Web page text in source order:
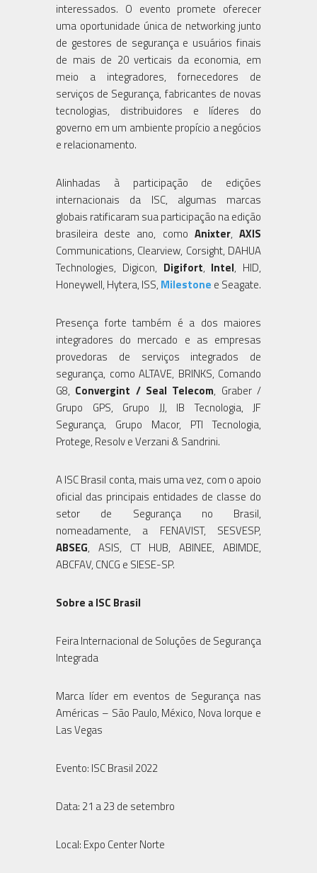
interessados. O evento promete oferecer
uma oportunidade única de networking junto
de gestores de segurança e usuários finais
de mais de 20 verticais da economia, em
meio a integradores, fornecedores de
serviços de Segurança, fabricantes de novas
tecnologias, distribuidores e líderes do
governo em um ambiente propício a negócios
e relacionamento.
Alinhadas à participação de edições
internacionais da ISC, algumas marcas
globais ratificaram sua participação na edição
brasileira deste ano, como Anixter,AXIS
Communications, Clearview, Corsight, DAHUA
Technologies, Digicon, Digifort, Intel, HID,
Honeywell, Hytera, ISS, Milestone e Seagate.
Presença forte também é a dos maiores
integradores do mercado e as empresas
provedoras de serviços integrados de
segurança, como ALTAVE, BRINKS, Comando
G8, Convergint / Seal Telecom, Graber /
Grupo GPS, Grupo JJ, IB Tecnologia, JF
Segurança, Grupo Macor, PTI Tecnologia,
Protege, Resolv e Verzani & Sandrini.
A ISC Brasil conta, mais uma vez, com o apoio
oficial das principais entidades de classe do
setor de Segurança no Brasil,
nomeadamente, a FENAVIST, SESVESP,
ABSEG, ASIS, CT HUB, ABINEE, ABIMDE,
ABCFAV, CNCG e SIESE-SP.
Sobre a ISC Brasil
Feira Internacional de Soluções de Segurança
Integrada
Marca líder em eventos de Segurança nas
Américas – São Paulo, México, Nova Iorque e
Las Vegas
Evento: ISC Brasil 2022
Data: 21 a 23 de setembro
Local: Expo Center Norte